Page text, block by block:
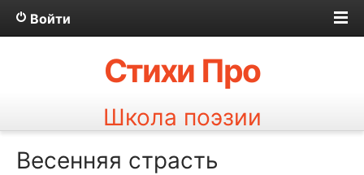
Войти
Стихи Про
Школа поэзии
Весенняя страсть